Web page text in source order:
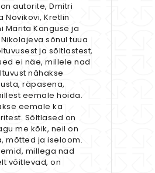
autorite, Dmitri
Novikovi, Kretlin
Marita Kanguse ja
sõnul tuua
ja sõltlastest,
ei näe, millele nad
nähakse
räpasena,
eemale hoida.
eemale ka
Sõltlased on
me kõik, neil on
mõtted ja iseloom.
millega nad
võitlevad, on